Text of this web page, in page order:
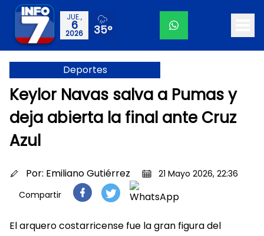
JUE.,
6
2026 35°
Deportes
Keylor Navas salva a Pumas y
deja abierta la final ante Cruz
Azul
Por: Emiliano Gutiérrez
21 Mayo 2026, 22:36
Compartir
El arquero costarricense fue la gran figura del